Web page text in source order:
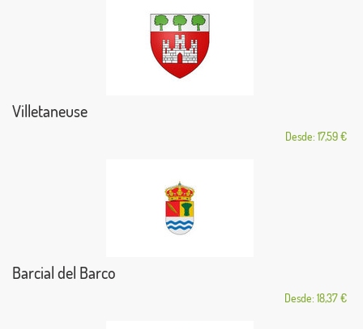
Villetaneuse
Desde: 17,59 €
Barcial del Barco
Desde: 18,37 €